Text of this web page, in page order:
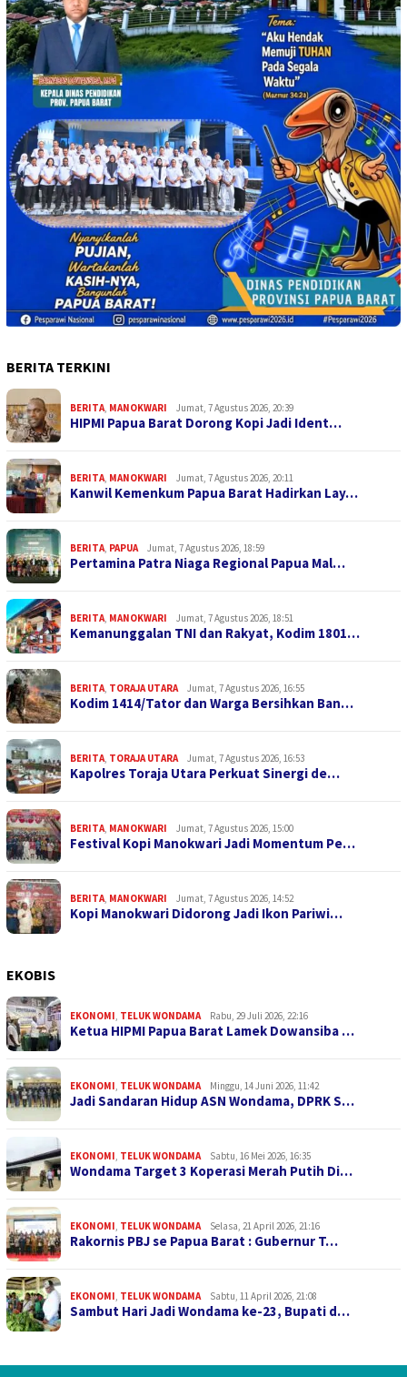
BERITA TERKINI
BERITA MANOKWARI Jumat, 7 Agustus 2026, 20:39
HIPMI Papua Barat Dorong Kopi Jadi Ident…
BERITA MANOKWARI Jumat, 7 Agustus 2026, 20:11
Kanwil Kemenkum Papua Barat Hadirkan Lay…
BERITA PAPUA Jumat, 7 Agustus 2026, 18:59
Pertamina Patra Niaga Regional Papua Mal…
BERITA MANOKWARI Jumat, 7 Agustus 2026, 18:51
Kemanunggalan TNI dan Rakyat, Kodim 1801…
BERITA TORAJA UTARA Jumat, 7 Agustus 2026, 16:55
Kodim 1414/Tator dan Warga Bersihkan Ban…
BERITA TORAJA UTARA Jumat, 7 Agustus 2026, 16:53
Kapolres Toraja Utara Perkuat Sinergi de…
BERITA MANOKWARI Jumat, 7 Agustus 2026, 15:00
Festival Kopi Manokwari Jadi Momentum Pe…
BERITA MANOKWARI Jumat, 7 Agustus 2026, 14:52
Kopi Manokwari Didorong Jadi Ikon Pariwi…
EKOBIS
EKONOMI TELUK WONDAMA Rabu, 29 Juli 2026, 22:16
Ketua HIPMI Papua Barat Lamek Dowansiba …
EKONOMI TELUK WONDAMA Minggu, 14 Juni 2026, 11:42
Jadi Sandaran Hidup ASN Wondama, DPRK S…
EKONOMI TELUK WONDAMA Sabtu, 16 Mei 2026, 16:35
Wondama Target 3 Koperasi Merah Putih Di…
EKONOMI TELUK WONDAMA Selasa, 21 April 2026, 21:16
Rakornis PBJ se Papua Barat : Gubernur T…
EKONOMI TELUK WONDAMA Sabtu, 11 April 2026, 21:08
Sambut Hari Jadi Wondama ke-23, Bupati d…